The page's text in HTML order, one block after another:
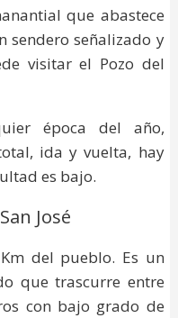
que abastece
sendero señalizado y
visitar el Pozo del
época del año,
ida y vuelta, hay
es bajo.
José
del pueblo. Es un
que trascurre entre
con bajo grado de